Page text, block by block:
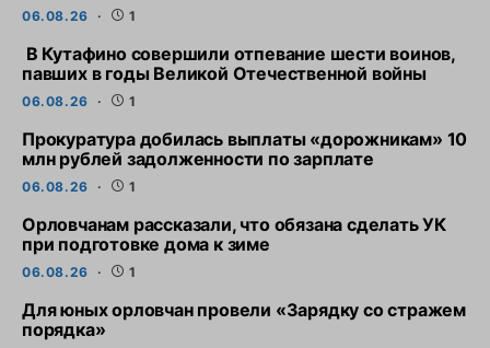
06.08.26 1
В Кутафино совершили отпевание шести воинов,
павших в годы Великой Отечественной войны
06.08.26 1
Прокуратура добилась выплаты «дорожникам» 10
млн рублей задолженности по зарплате
06.08.26 1
Орловчанам рассказали, что обязана сделать УК
при подготовке дома к зиме
06.08.26 1
Для юных орловчан провели «Зарядку со стражем
порядка»